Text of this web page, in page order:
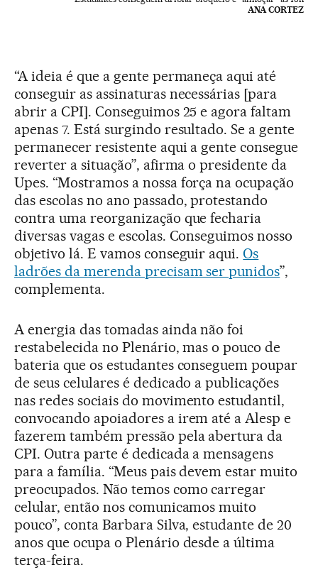
ANA CORTEZ
“A ideia é que a gente permaneça aqui até
conseguir as assinaturas necessárias [para
abrir a CPI]. Conseguimos 25 e agora faltam
apenas 7. Está surgindo resultado. Se a gente
permanecer resistente aqui a gente consegue
reverter a situação”, afirma o presidente da
Upes. “Mostramos a nossa força na ocupação
das escolas no ano passado, protestando
contra uma reorganização que fecharia
diversas vagas e escolas. Conseguimos nosso
objetivo lá. E vamos conseguir aqui. Os
ladrões da merenda precisam ser punidos”,
complementa.
A energia das tomadas ainda não foi
restabelecida no Plenário, mas o pouco de
bateria que os estudantes conseguem poupar
de seus celulares é dedicado a publicações
nas redes sociais do movimento estudantil,
convocando apoiadores a irem até a Alesp e
fazerem também pressão pela abertura da
CPI. Outra parte é dedicada a mensagens
para a família. “Meus pais devem estar muito
preocupados. Não temos como carregar
celular, então nos comunicamos muito
pouco”, conta Barbara Silva, estudante de 20
anos que ocupa o Plenário desde a última
terça-feira.